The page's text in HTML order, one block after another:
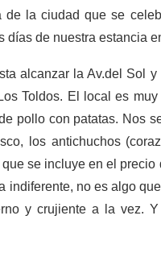
la ciudad que se
días de nuestra estancia
alcanzar la Av.del Sol
Toldos. El local es
pollo con patatas. Nos
los antichuchos
se incluye en el
indiferente, no es algo
y crujiente a la vez.